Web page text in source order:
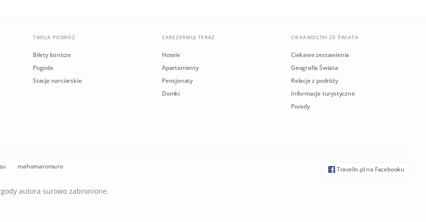
TWOJA PODRÓŻ
Bilety lotnicze
Pogoda
Stacje narciarskie
ZAREZERWUJ TERAZ
Hotele
Apartamenty
Pensjonaty
Domki
CIEKAWOSTKI ZE ŚWIATA
Ciekawe zestawienia
Geografia Świata
Relacje z podróży
Informacje turystyczne
Porady
mahomaromuro Travelin.pl na Facebooku
autora surowo zabronione.